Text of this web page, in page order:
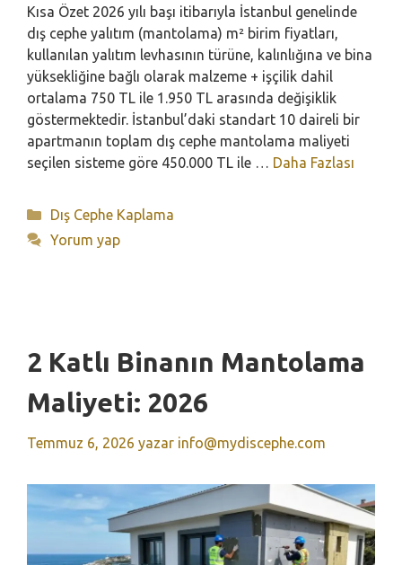
Kısa Özet 2026 yılı başı itibarıyla İstanbul genelinde
dış cephe yalıtım (mantolama) m² birim fiyatları,
kullanılan yalıtım levhasının türüne, kalınlığına ve bina
yüksekliğine bağlı olarak malzeme + işçilik dahil
ortalama 750 TL ile 1.950 TL arasında değişiklik
göstermektedir. İstanbul’daki standart 10 daireli bir
apartmanın toplam dış cephe mantolama maliyeti
seçilen sisteme göre 450.000 TL ile … Daha Fazlası
Kategoriler
Dış Cephe Kaplama
Yorum yap
2 Katlı Binanın Mantolama
Maliyeti: 2026
Temmuz 6, 2026 yazar info@mydiscephe.com